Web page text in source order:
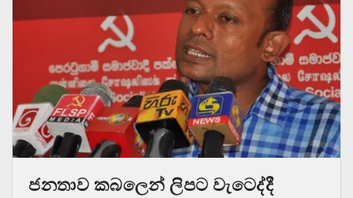
ජනතාව කබලෙන් ලිපට වැටෙද්දී